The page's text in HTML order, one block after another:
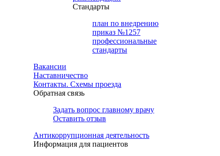
Cтандарты
план по внедрению
приказ №1257
профессиональные
стандарты
Вакансии
Наставничество
Контакты. Схемы проезда
Обратная связь
Задать вопрос главному врачу
Оставить отзыв
Антикоррупционная деятельность
Информация для пациентов